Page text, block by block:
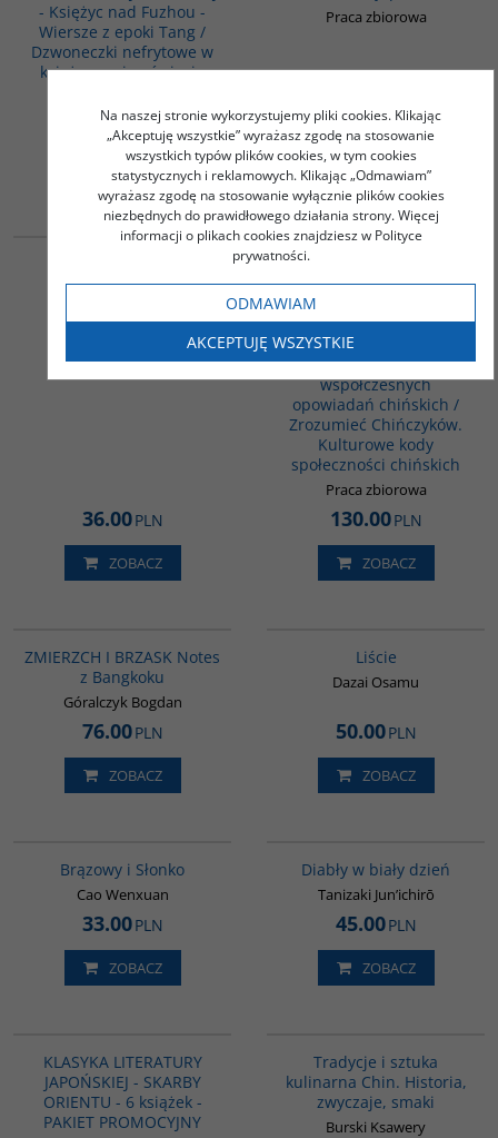
- Księżyc nad Fuzhou -
Wiersze z epoki Tang /
Dzwoneczki nefrytowe w
księżycowej poświacie
38.00PLN
ZOBACZ
Praca zbiorowa
40.00PLN
ZOBACZ
G590
Jidi Majia
36.00PLN
ZOBACZ
PAG1103
OCZAMI CHIŃCZYKÓW -
Pakiet 3 książki - O sztuce
rządzenia według Mozi,
Mengzi, Xunzi, Han Feizi /
Węzły duszy.
Chrestomatia
współczesnych
opowiadań chińskich /
Zrozumieć Chińczyków.
Kulturowe kody
społeczności chińskich
Praca zbiorowa
130.00PLN
ZOBACZ
ZMIERZCH I BRZASK Notes
z Bangkoku
Góralczyk Bogdan
76.00PLN
ZOBACZ
Liście
Dazai Osamu
50.00PLN
ZOBACZ
Brązowy i Słonko
Cao Wenxuan
33.00PLN
ZOBACZ
Diabły w biały dzień
Tanizaki Jun’ichirō
45.00PLN
ZOBACZ
KLASYKA LITERATURY
JAPOŃSKIEJ - SKARBY
ORIENTU - 6 książek -
PAKIET PROMOCYJNY
Tradycje i sztuka
kulinarna Chin. Historia,
zwyczaje, smaki
Burski Ksawery
Na naszej stronie wykorzystujemy pliki cookies. Klikając
„Akceptuję wszystkie” wyrażasz zgodę na stosowanie
wszystkich typów plików cookies, w tym cookies
statystycznych i reklamowych. Klikając „Odmawiam”
wyrażasz zgodę na stosowanie wyłącznie plików cookies
niezbędnych do prawidłowego działania strony. Więcej
informacji o plikach cookies znajdziesz w Polityce
prywatności.
ODMAWIAM
AKCEPTUJĘ WSZYSTKIE